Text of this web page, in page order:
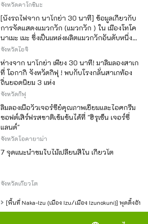
จังหวัดคาโกชิมะ
[นั่งรถไฟจาก นาโกย่า 30 นาที] ข้อมูลเกี่ยวกับ
การจัดแสดงแมวกวัก (แมวกวัก ) ใน เมืองโทโค
นาเมะ เมะ ซึ่งเป็นแหล่งผลิตแมวกวักอันดับหนึ่ง
ของญี่ปุ่น
จังหวัดไอจิ
ห่างจาก นาโกย่า เพียง 30 นาที! มาลิ้มลองสาเก
ที่ โอกากิ จังหวัดกิฟุ ! พบกับโรงกลั่นสาเกท้อง
ถิ่นยอดนิยม 3 แห่ง
จังหวัดกิฟุ
ลิ้มลองเนื้อวัวเจอร์ซีย์คุณภาพเยี่ยมและไอศกรีม
ซอฟต์เสิร์ฟรสชาติเข้มข้นได้ที่ "ฮิรุเซ็น เจอร์ซี่
แลนด์"
จังหวัดโอคายาม่า
7 จุดแนะนำชมใบไม้เปลี่ยนสีใน เกียวโต
จังหวัดเกียวโต
[พื้นที่ Naka-Izu (เมือง Izu/เมือง Izunokuni)] พุดดิ้งอัน